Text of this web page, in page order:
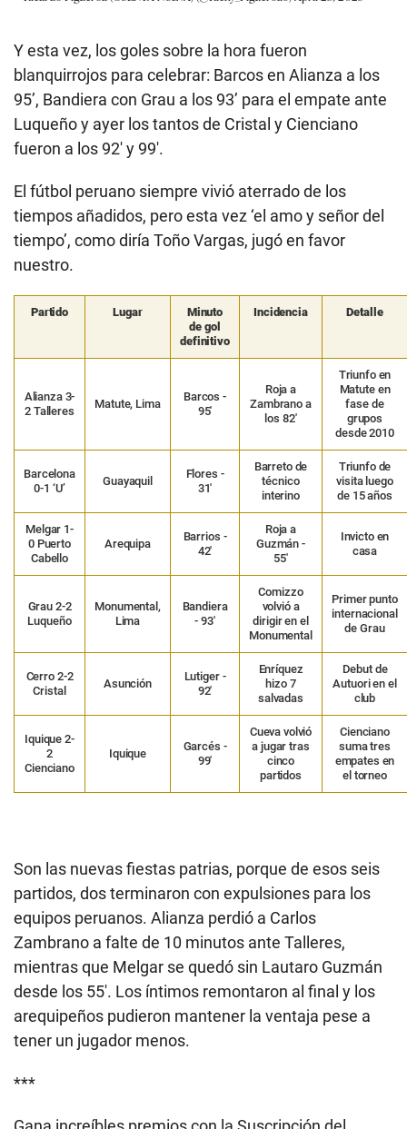
Y esta vez, los goles sobre la hora fueron
blanquirrojos para celebrar: Barcos en Alianza a los
95’, Bandiera con Grau a los 93’ para el empate ante
Luqueño y ayer los tantos de Cristal y Cienciano
fueron a los 92′ y 99′.
El fútbol peruano siempre vivió aterrado de los
tiempos añadidos, pero esta vez ‘el amo y señor del
tiempo’, como diría Toño Vargas, jugó en favor
nuestro.
Partido Lugar
Minuto
de gol
definitivo
Incidencia Detalle
Alianza 3-
2 Talleres
Matute, Lima
Barcos -
95′
Roja a
Zambrano a
los 82′
Triunfo en
Matute en
fase de
grupos
desde 2010
Barcelona
0-1 ‘U’
Guayaquil
Flores -
31′
Barreto de
técnico
interino
Triunfo de
visita luego
de 15 años
Melgar 1-
0 Puerto
Cabello
Arequipa
Barrios -
42′
Roja a
Guzmán -
55′
Invicto en
casa
Grau 2-2
Luqueño
Monumental,
Lima
Bandiera
- 93′
Comizzo
volvió a
dirigir en el
Monumental
Primer punto
internacional
de Grau
Cerro 2-2
Cristal
Asunción
Lutiger -
92′
Enríquez
hizo 7
salvadas
Debut de
Autuori en el
club
Iquique 2-
2
Cienciano
Iquique
Garcés -
99′
Cueva volvió
a jugar tras
cinco
partidos
Cienciano
suma tres
empates en
el torneo
Son las nuevas fiestas patrias, porque de esos seis
partidos, dos terminaron con expulsiones para los
equipos peruanos. Alianza perdió a Carlos
Zambrano a falte de 10 minutos ante Talleres,
mientras que Melgar se quedó sin Lautaro Guzmán
desde los 55′. Los íntimos remontaron al final y los
arequipeños pudieron mantener la ventaja pese a
tener un jugador menos.
***